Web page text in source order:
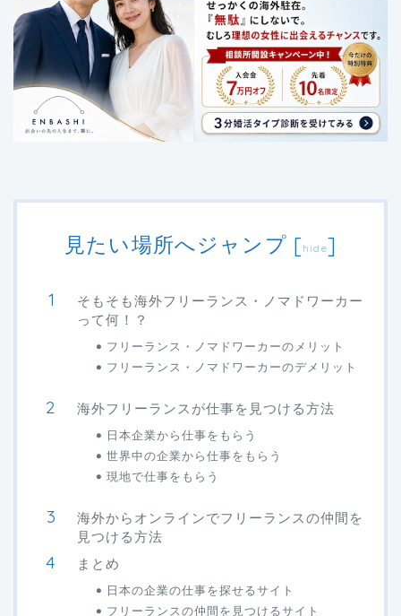
見たい場所へジャンプ [hide]
そもそも海外フリーランス・ノマドワーカー
って何！？
フリーランス・ノマドワーカーのメリット
フリーランス・ノマドワーカーのデメリット
海外フリーランスが仕事を見つける方法
日本企業から仕事をもらう
世界中の企業から仕事をもらう
現地で仕事をもらう
海外からオンラインでフリーランスの仲間を
見つける方法
まとめ
日本の企業の仕事を探せるサイト
フリーランスの仲間を見つけるサイト